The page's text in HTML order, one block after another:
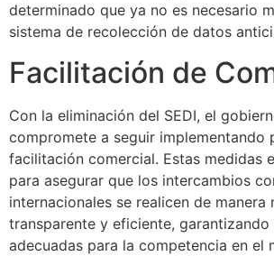
determinado que ya no es necesario
sistema de recolección de datos
Facilitación de
Con la eliminación del SEDI, el
compromete a seguir implementando
facilitación comercial. Estas medidas
para asegurar que los intercambios
internacionales se realicen de manera
transparente y eficiente,
adecuadas para la competencia en el